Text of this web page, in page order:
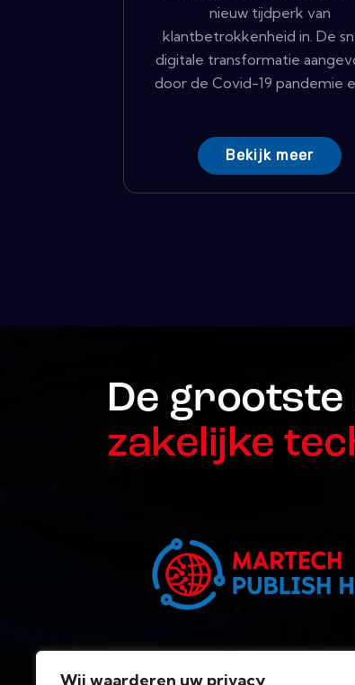
Wij waarderen uw privacy
nieuw tijdperk van
klantbetrokkenheid in. De
digitale transformatie
door de Covid-19 pandemie
Bekijk meer
De
zakelijke